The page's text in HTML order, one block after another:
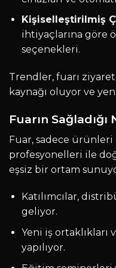
Kişiselleştirilmiş
ihtiyaçlarına göre
seçenekleri.
Trendler, fuarı
kaynağı oluyor ve
Fuarın
Fuar, sadece
profesyonelleri ile
eşsiz bir ortam
Katılımcılar,
geliyor.
Yeni iş ortaklıkları
yapılıyor.